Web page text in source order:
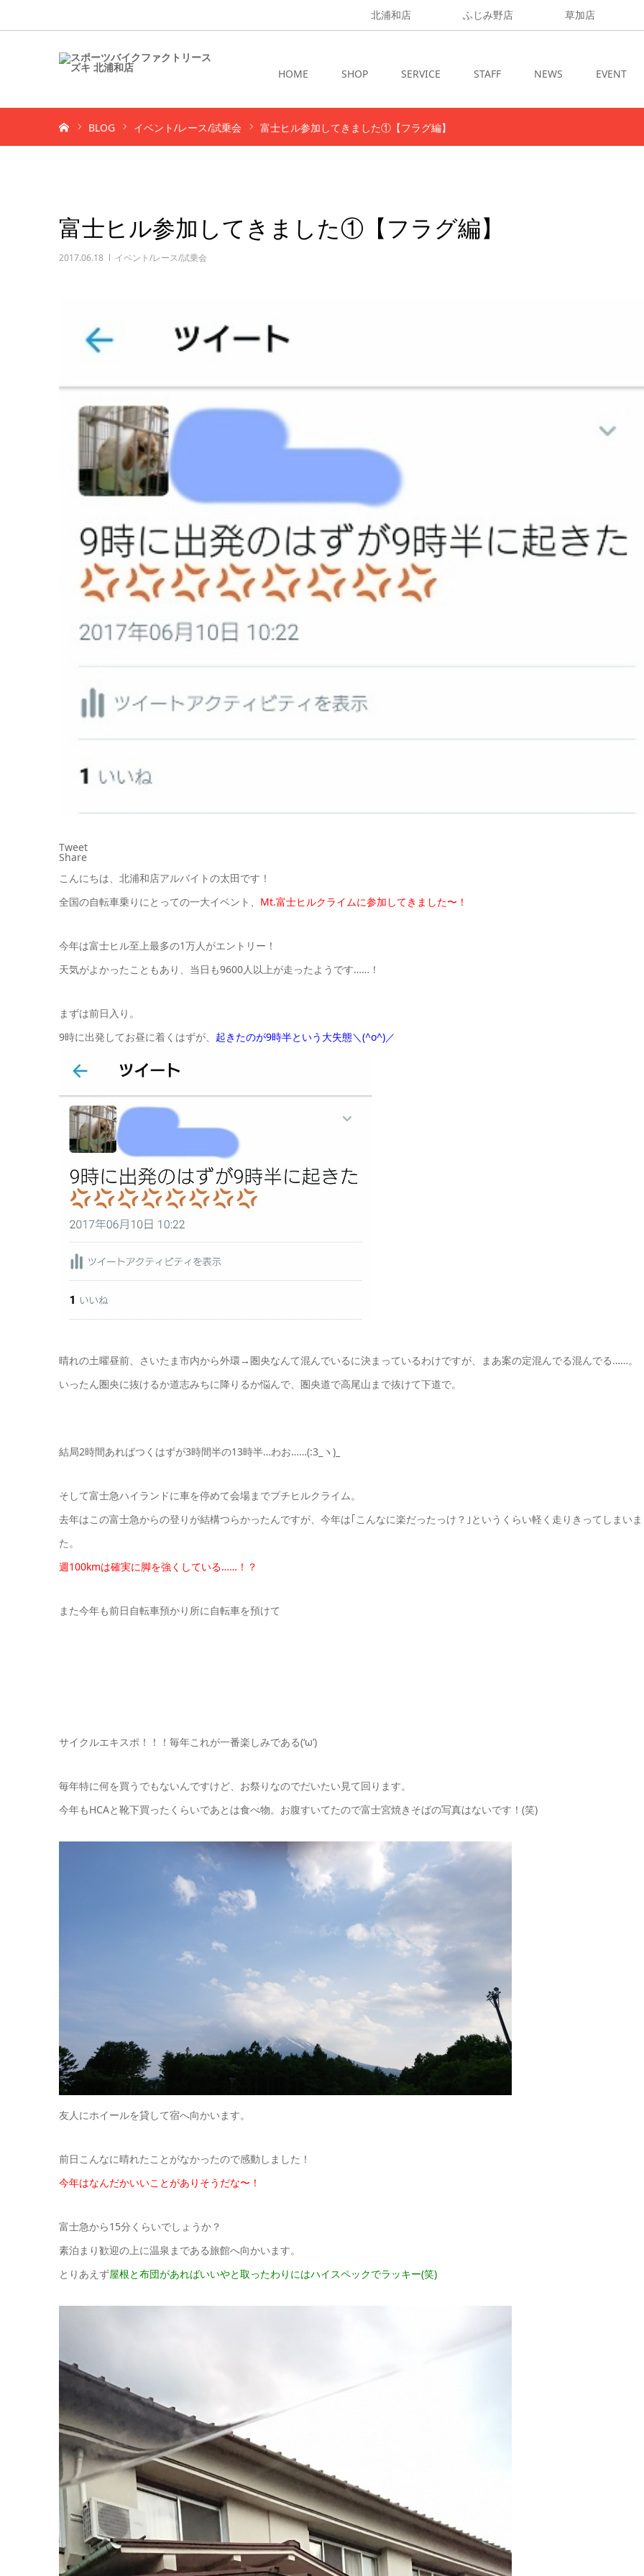
北浦和店 ふじみ野店 草加店
HOME SHOP SERVICE STAFF NEWS EVENT
BLOG イベント/レース/試乗会 富士ヒル参加してきました①【フラグ編】
富士ヒル参加してきました①【フラグ編】
2017.06.18 イベント/レース/試乗会
Tweet
Share
こんにちは、北浦和店アルバイトの太田です！
全国の自転車乗りにとっての一大イベント、 Mt.富士ヒルクライムに参加してきました〜！
今年は富士ヒル至上最多の1万人がエントリー！
天気がよかったこともあり、当日も9600人以上が走ったようです……！
まずは前日入り。
9時に出発してお昼に着くはずが、 起きたのが9時半という大失態＼(^o^)／
晴れの土曜昼前、さいたま市内から外環→圏央なんて混んでいるに決まっているわけですが、まあ案の定混んでる混んでる……。
いったん圏央に抜けるか道志みちに降りるか悩んで、圏央道で高尾山まで抜けて下道で。
結局2時間あればつくはずが3時間半の13時半…わお……(:3_ヽ)_
そして富士急ハイランドに車を停めて会場までプチヒルクライム。
去年はこの富士急からの登りが結構つらかったんですが、今年は｢こんなに楽だったっけ？｣というくらい軽く走りきってしまい
た。
週100kmは確実に脚を強くしている……！？
また今年も前日自転車預かり所に自転車を預けて
サイクルエキスポ！！！毎年これが一番楽しみである(‘ω’)
毎年特に何を買うでもないんですけど、お祭りなのでだいたい見て回ります。
今年もHCAと靴下買ったくらいであとは食べ物。お腹すいてたので富士宮焼きそばの写真はないです！(笑)
友人にホイールを貸して宿へ向かいます。
前日こんなに晴れたことがなかったので感動しました！
今年はなんだかいいことがありそうだな〜！
富士急から15分くらいでしょうか？
素泊まり歓迎の上に温泉まである旅館へ向かいます。
とりあえず屋根と布団があればいいやと取ったわりにはハイスペックでラッキー(笑)